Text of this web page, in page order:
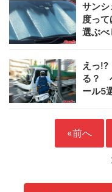
サン
度っ
選ぶべ
えっ
る？
ール5
«前へ